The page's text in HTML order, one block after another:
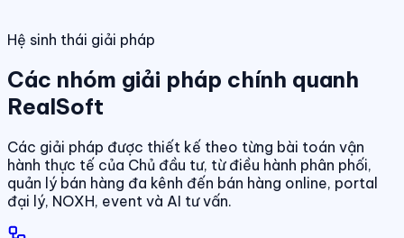
Hệ sinh thái giải pháp
Các nhóm giải pháp chính quanh
RealSoft
Các giải pháp được thiết kế theo từng bài toán vận
hành thực tế của Chủ đầu tư, từ điều hành phân phối,
quản lý bán hàng đa kênh đến bán hàng online, portal
đại lý, NOXH, event và AI tư vấn.